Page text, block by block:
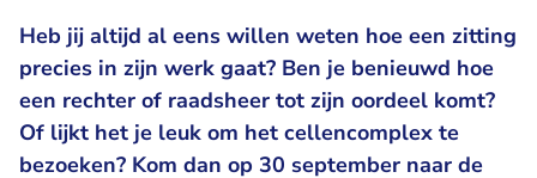
Heb jij altijd al eens willen weten hoe een zitting
precies in zijn werk gaat? Ben je benieuwd hoe
een rechter of raadsheer tot zijn oordeel komt?
Of lijkt het je leuk om het cellencomplex te
bezoeken? Kom dan op 30 september naar de